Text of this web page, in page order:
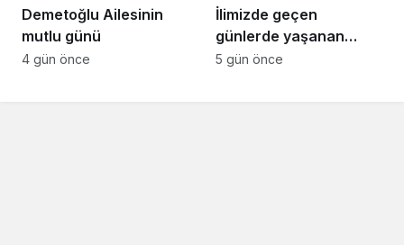
Demetoğlu Ailesinin
mutlu günü
4 gün önce
İlimizde geçen
günlerde yaşanan
ortalıktan kaybolan
5 gün önce